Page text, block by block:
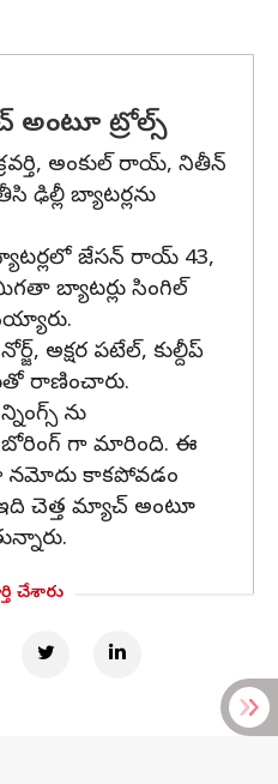
అంటూ ట్రోల్స్
అంకుల్ రాయ్, నితీన్
ఢిల్లీ బ్యాటర్లను
జేసన్ రాయ్ 43,
బ్యాటర్లు సింగిల్
అక్షర పటేల్, కుల్దీప్
రాణించారు.
ను
గా మారింది. ఈ
నమోదు కాకపోవడం
చెత్త మ్యాచ్ అంటూ
చేశారు